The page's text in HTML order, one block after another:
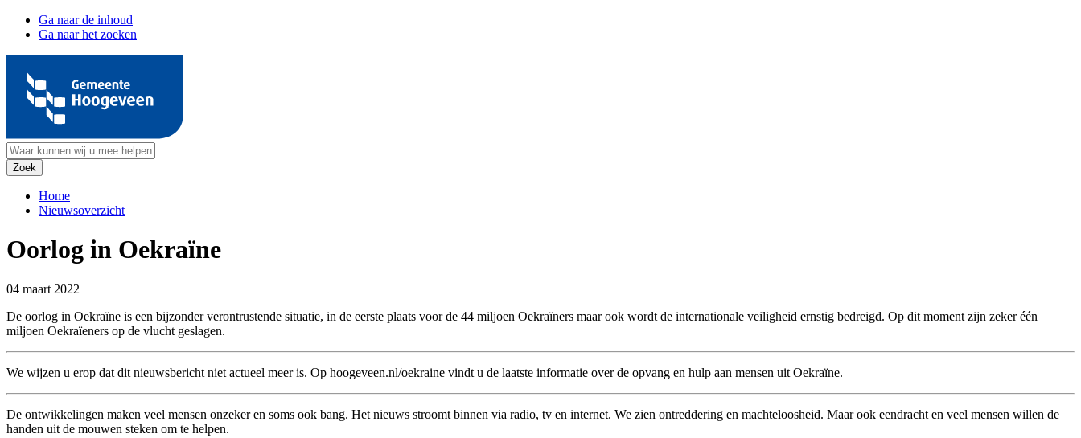
Ga naar de inhoud
Ga naar het zoeken
Home
Nieuwsoverzicht
Oorlog in Oekraïne
04 maart 2022
De oorlog in Oekraïne is een bijzonder verontrustende situatie, in de eerste plaats voor de 44 miljoen Oekraïners maar ook wordt de internationale veiligheid ernstig bedreigd. Op dit moment zijn zeker één
miljoen Oekraïeners op de vlucht geslagen.
We wijzen u erop dat dit nieuwsbericht niet actueel meer is. Op hoogeveen.nl/oekraine vindt u de laatste informatie over de opvang en hulp aan mensen uit Oekraïne.
De ontwikkelingen maken veel mensen onzeker en soms ook bang. Het nieuws stroomt binnen via radio, tv en internet. We zien ontreddering en machteloosheid. Maar ook eendracht en veel mensen willen de
handen uit de mouwen steken om te helpen.